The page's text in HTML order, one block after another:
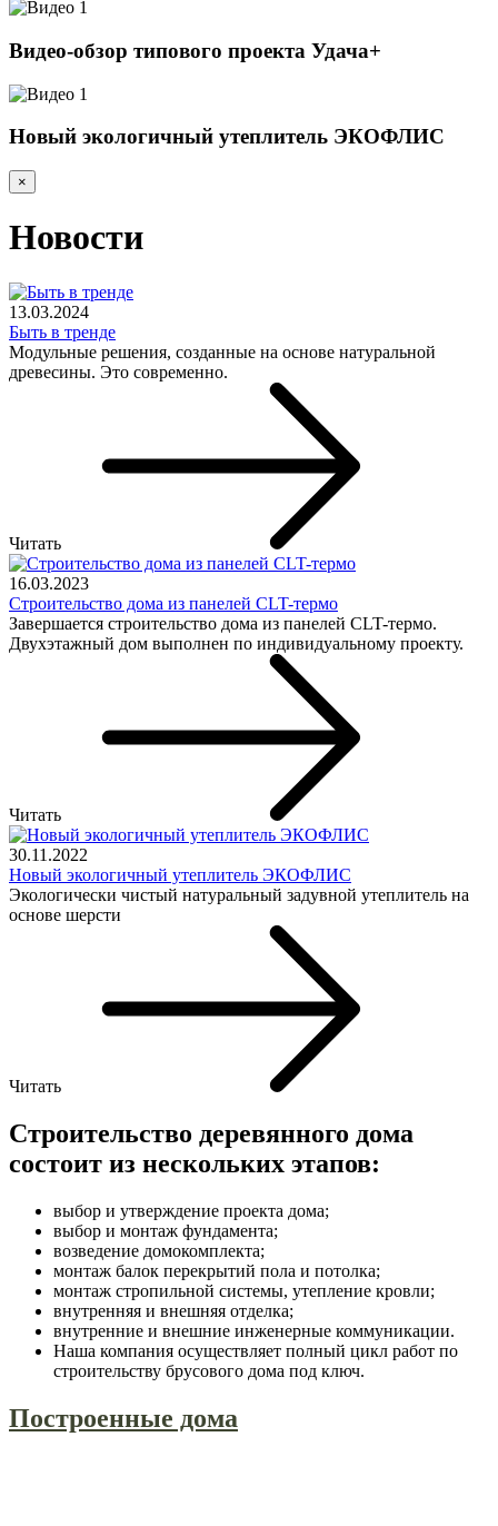
Видео-обзор типового проекта Удача+
Новый экологичный утеплитель ЭКОФЛИС
×
Новости
13.03.2024
Быть в тренде
Модульные решения, созданные на основе натуральной
древесины. Это современно.
Читать
16.03.2023
Строительство дома из панелей CLT-термо
Завершается строительство дома из панелей CLT-термо.
Двухэтажный дом выполнен по индивидуальному проекту.
Читать
30.11.2022
Новый экологичный утеплитель ЭКОФЛИС
Экологически чистый натуральный задувной утеплитель на
основе шерсти
Читать
Строительство деревянного дома
состоит из нескольких этапов:
выбор и утверждение проекта дома;
выбор и монтаж фундамента;
возведение домокомплекта;
монтаж балок перекрытий пола и потолка;
монтаж стропильной системы, утепление кровли;
внутренняя и внешняя отделка;
внутренние и внешние инженерные коммуникации.
Наша компания осуществляет полный цикл работ по
строительству брусового дома под ключ.
Построенные дома